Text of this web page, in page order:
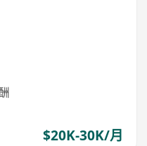
$20K-30K/月